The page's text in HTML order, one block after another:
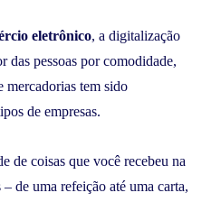
eletrônico, a digitalização
das pessoas por comodidade,
mercadorias tem sido
de empresas.
de coisas que você recebeu na
de uma refeição até uma carta,